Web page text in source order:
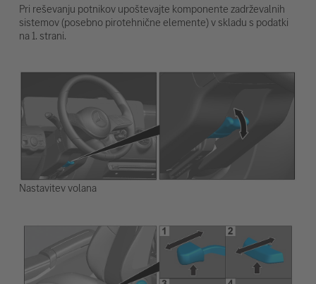
Pri reševanju potnikov upoštevajte komponente zadrževalnih
sistemov (posebno pirotehnične elemente) v skladu s podatki
na 1. strani.
Nastavitev volana